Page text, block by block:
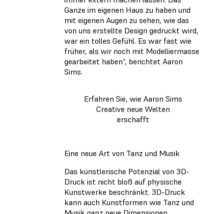
Ganze im eigenen Haus zu haben und
mit eigenen Augen zu sehen, wie das
von uns erstellte Design gedruckt wird,
war ein tolles Gefühl. Es war fast wie
früher, als wir noch mit Modelliermasse
gearbeitet haben“, berichtet Aaron
Sims.
Erfahren Sie, wie Aaron Sims
Creative neue Welten
erschafft
Eine neue Art von Tanz und Musik
Das künstlerische Potenzial von 3D-
Druck ist nicht bloß auf physische
Kunstwerke beschränkt. 3D-Druck
kann auch Kunstformen wie Tanz und